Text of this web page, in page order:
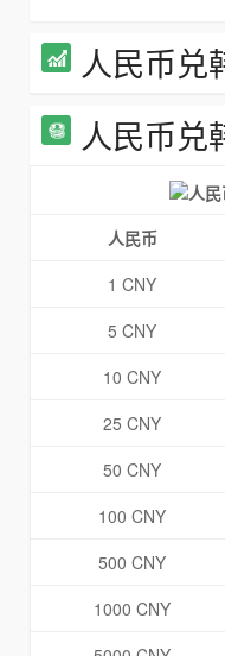
人民币兑
人民币兑
人民币
1 CNY
5 CNY
10 CNY
25 CNY
50 CNY
100 CNY
500 CNY
1000 CNY